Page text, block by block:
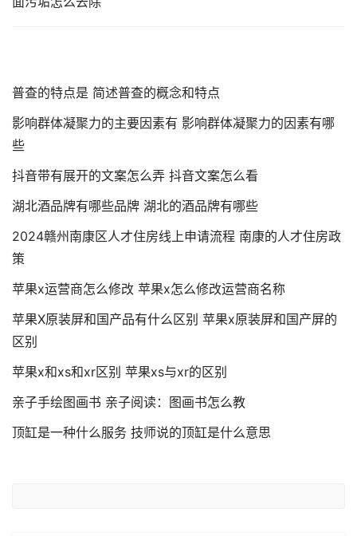
普查的特点是 简述普查的概念和特点
影响群体凝聚力的主要因素有 影响群体凝聚力的因素有哪
些
抖音带有展开的文案怎么弄 抖音文案怎么看
湖北酒品牌有哪些品牌 湖北的酒品牌有哪些
2024赣州南康区人才住房线上申请流程 南康的人才住房政
策
苹果x运营商怎么修改 苹果x怎么修改运营商名称
苹果X原装屏和国产品有什么区别 苹果x原装屏和国产屏的
区别
苹果x和xs和xr区别 苹果xs与xr的区别
亲子手绘图画书 亲子阅读：图画书怎么教
顶缸是一种什么服务 技师说的顶缸是什么意思